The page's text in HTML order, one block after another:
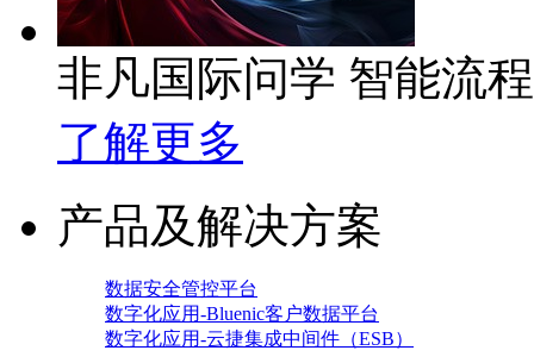
非凡国际问学 智能流
了解更多
产品及解决方案
数据安全管控平台
数字化应用-Bluenic客户数据平台
数字化应用-云捷集成中间件（ESB）